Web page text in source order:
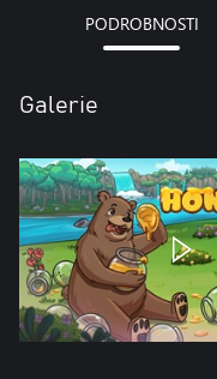
PODROBNOSTI
Galerie